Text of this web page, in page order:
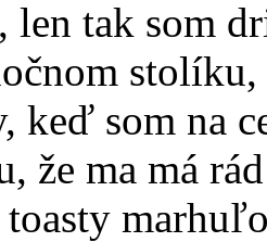
len tak som
keď som na
že ma má